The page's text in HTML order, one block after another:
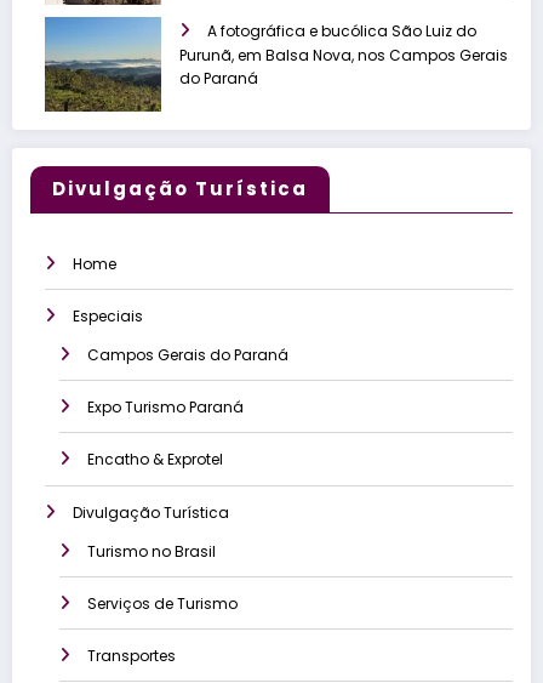
A fotográfica e bucólica São Luiz do
Purunã, em Balsa Nova, nos Campos Gerais
do Paraná
Divulgação Turística
Home
Especiais
Campos Gerais do Paraná
Expo Turismo Paraná
Encatho & Exprotel
Divulgação Turística
Turismo no Brasil
Serviços de Turismo
Transportes